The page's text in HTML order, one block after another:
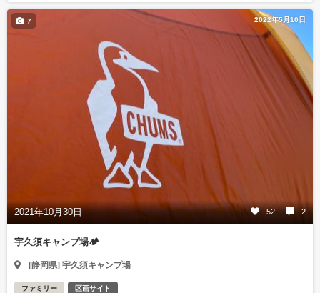
2022年5月10日
2021年10月30日 52 2
7
宇久須キャンプ場🏕
[静岡県] 宇久須キャンプ場
ファミリー 区画サイト